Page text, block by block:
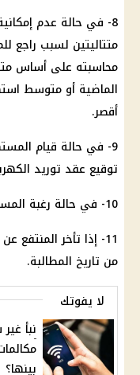
8- في حالة عدم
متتاليتين لسبب راجع
محاسبته على أساس
الماضية أو متوسط
أقصر.
9- في حالة قيام
توقيع عقد توريد
10- في حالة رغبة المستهلك في إنهاء العقد مع الشركة.
11- إذا تأخر
من تاريخ المطالبة.
لا يفوتك
نبأ
بينها؟